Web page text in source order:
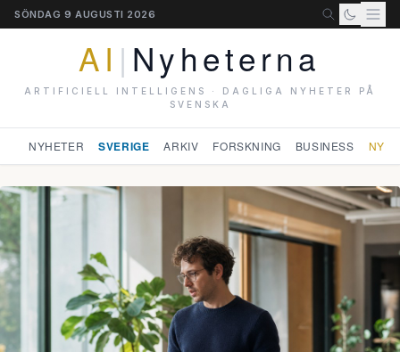
SÖNDAG 9 AUGUSTI 2026
AI | Nyheterna
ARTIFICIELL INTELLIGENS · DAGLIGA NYHETER PÅ
SVENSKA
NYHETER SVERIGE ARKIV FORSKNING BUSINESS